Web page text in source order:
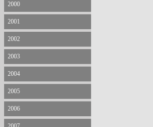
2000
2001
2002
2003
2004
2005
2006